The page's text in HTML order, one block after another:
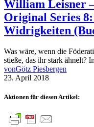
William Leisner
Original Series
Widrigkeiten
Was wäre, wenn die
stieße, das ihr stark ähnelt?
vonGötz Piesbergen
23. April 2018
Aktionen für diesen Artikel: